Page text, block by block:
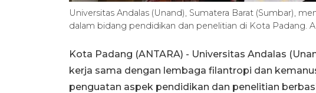
Universitas Andalas (Unand), Sumatera Barat (Sumbar),
dalam bidang pendidikan dan penelitian di Kota Padang.
Kota Padang (ANTARA) - Universitas Andalas
kerja sama dengan lembaga filantropi dan
penguatan aspek pendidikan dan penelitian